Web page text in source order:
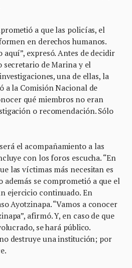
a que las policías, el
en derechos humanos.
aquí”, expresó. Antes de decidir
secretario de Marina y el
una de ellas, la
a la Comisión Nacional de
qué miembros no eran
o recomendación. Sólo
el acompañamiento a las
con los foros escucha. “En
las víctimas más necesitan es
además se comprometió a que el
ejercicio continuado. En
Ayotzinapa. “Vamos a conocer
afirmó. Y, en caso de que
se hará público.
destruye una institución; por